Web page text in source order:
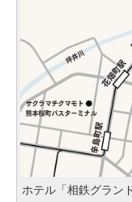
ホテル「相鉄グラン